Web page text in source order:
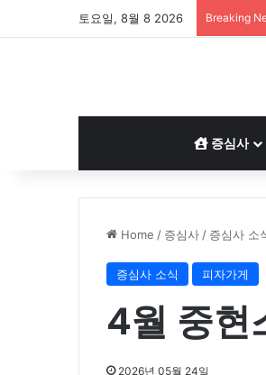
토요일, 8월 8 2026 Breaking
증심사
Home / 증심사 / 증심사 소
증심사 소식 피자가게
4월 중현
2026년 05월 24일